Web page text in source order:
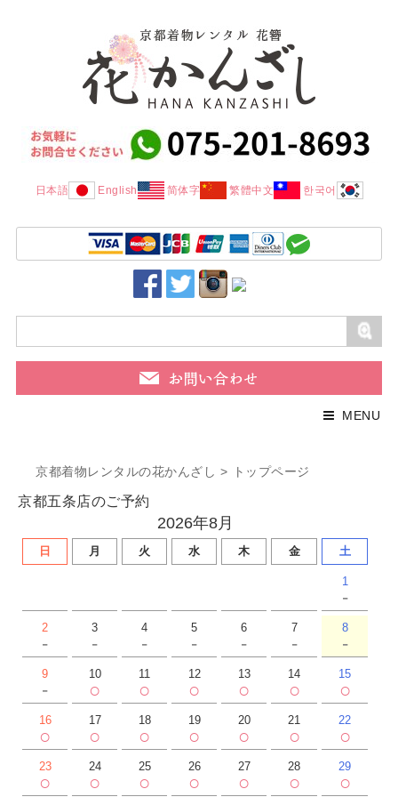
日本語 English 简体字 繁體中文 한국어
MENU
京都着物レンタルの花かんざし > トップページ
京都五条店のご予約
2026年8月
日 月 火 水 木 金 土
1
-
2
-
3
-
4
-
5
-
6
-
7
-
8
-
9
-
10
○
11
○
12
○
13
○
14
○
15
○
16
○
17
○
18
○
19
○
20
○
21
○
22
○
23
○
24
○
25
○
26
○
27
○
28
○
29
○